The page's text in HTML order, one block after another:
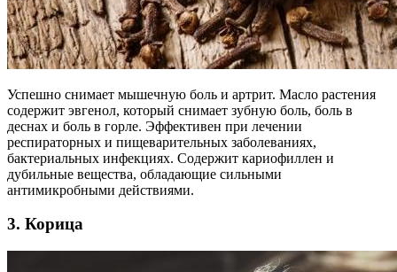
Успешно снимает мышечную боль и артрит. Масло растения
содержит эвгенол, который снимает зубную боль, боль в
деснах и боль в горле. Эффективен при лечении
респираторных и пищеварительных заболеваниях,
бактериальных инфекциях. Содержит кариофиллен и
дубильные вещества, обладающие сильными
антимикробными действиями.
3. Корица